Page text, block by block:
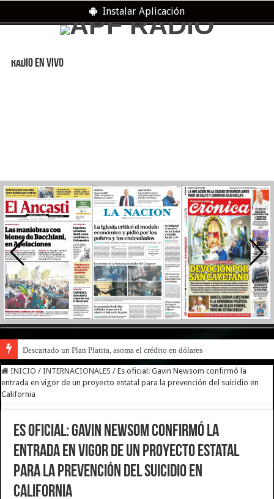
Instalar Aplicación
RADIO EN VIVO
Descartado un Plan Platita, asoma el crédito en dólares
INICIO / INTERNACIONALES / Es oficial: Gavin Newsom confirmó la
entrada en vigor de un proyecto estatal para la prevención del suicidio en
California
Es oficial: Gavin Newsom confirmó la
entrada en vigor de un proyecto estatal
para la prevención del suicidio en
California